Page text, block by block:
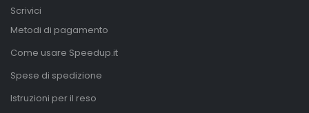
Scrivici
Metodi di pagamento
Come usare Speedup.it
Spese di spedizione
Istruzioni per il reso